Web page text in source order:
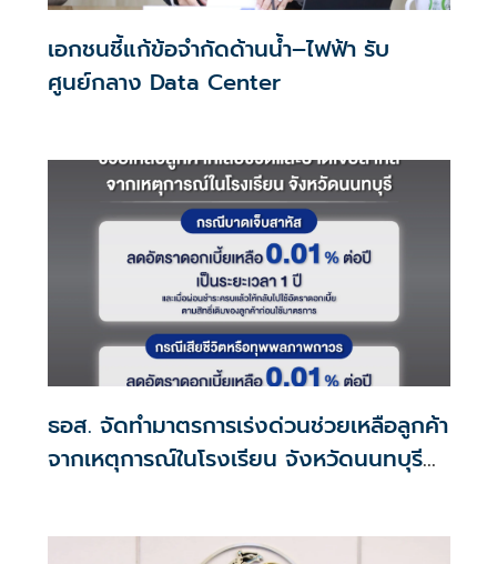
เอกชนชี้แก้ข้อจำกัดด้านน้ำ–ไฟฟ้า รับ
ศูนย์กลาง Data Center
ธอส. จัดทำมาตรการเร่งด่วนช่วยเหลือลูกค้า
จากเหตุการณ์ในโรงเรียน จังหวัดนนทบุรี